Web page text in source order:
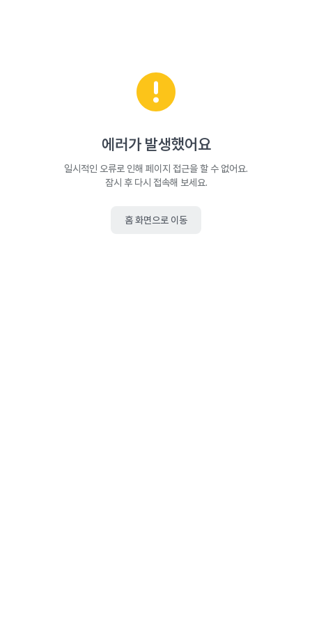
에러가 발생했어요
일시적인 오류로 인해 페이지 접근을 할 수 없어요.
잠시 후 다시 접속해 보세요.
홈 화면으로 이동